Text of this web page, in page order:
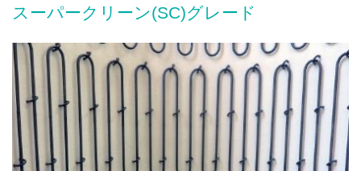
スーパークリーン(SC)グレード